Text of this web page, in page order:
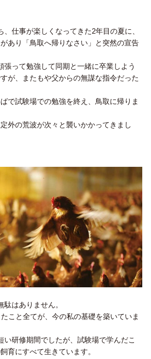
、仕事が楽しくなってきた2年目の夏に、
あり「鳥取へ帰りなさい」と突然の宣告
張って勉強して同期と一緒に卒業しよう
が、またもや父からの無謀な指令だった
で試験場での勉強を終え、鳥取に帰りま
外の荒波が次々と襲いかかってきまし
駄はありません。
こと全てが、今の私の基礎を築いていま
い研修期間でしたが、試験場で学んだこ
育にすべて生きています。